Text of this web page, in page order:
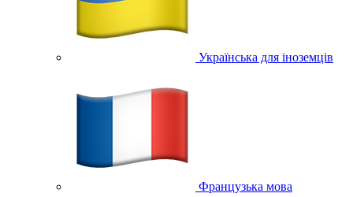
Українська для іноземців
Французька мова